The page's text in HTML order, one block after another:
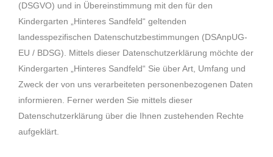
(DSGVO) und in Übereinstimmung mit den für den
Kindergarten „Hinteres Sandfeld“ geltenden
landesspezifischen Datenschutzbestimmungen (DSAnpUG-
EU / BDSG). Mittels dieser Datenschutzerklärung möchte der
Kindergarten „Hinteres Sandfeld“ Sie über Art, Umfang und
Zweck der von uns verarbeiteten personenbezogenen Daten
informieren. Ferner werden Sie mittels dieser
Datenschutzerklärung über die Ihnen zustehenden Rechte
aufgeklärt.